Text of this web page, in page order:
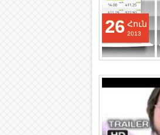
26 Հուն
2013